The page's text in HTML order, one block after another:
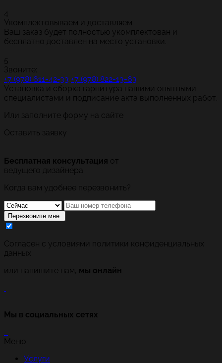
4
Укомплектовываем и доставляем
Ваш заказ будет полностью укомплектован и
бесплатно доставлен на место установки.
5
Звоните:
+7 (978) 611-42-33 +7 (978) 822-13-63
Установка и сборка гарнитура нашими опытными
специалистами и подписание акта выполненных работ.
Или заполните форму на сайте
Оставить заявку
Бесплатная консультация от
ведущего дизайнера
Когда вам удобнее перезвонить?
Перезвоните мне
Cогласен с условиями политики конфиденциальных
данных
или напишите нам, мы онлайн
Мы в социальных сетях
Меню
Услуги